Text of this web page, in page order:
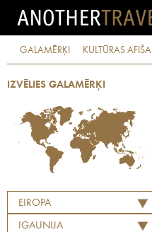
GALAMĒRĶI KULTŪRAS AFIŠA
IZVĒLIES GALAMĒRĶI
EIROPA
IGAUNIJA